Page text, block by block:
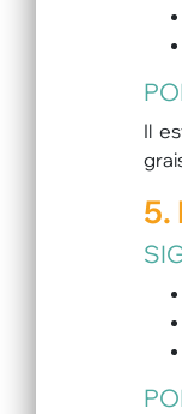
Il
5.